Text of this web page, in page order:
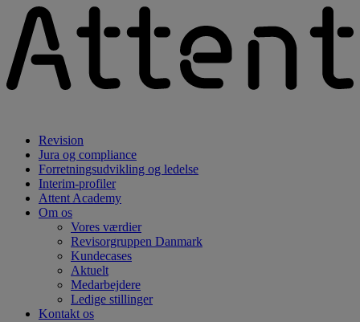
Revision
Jura og compliance
Forretningsudvikling og ledelse
Interim-profiler
Attent Academy
Om os
Vores værdier
Revisorgruppen Danmark
Kundecases
Aktuelt
Medarbejdere
Ledige stillinger
Kontakt os